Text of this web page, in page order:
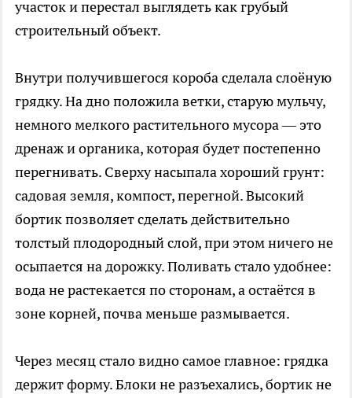
участок и перестал выглядеть как грубый
строительный объект.
Внутри получившегося короба сделала слоёную
грядку. На дно положила ветки, старую мульчу,
немного мелкого растительного мусора — это
дренаж и органика, которая будет постепенно
перегнивать. Сверху насыпала хороший грунт:
садовая земля, компост, перегной. Высокий
бортик позволяет сделать действительно
толстый плодородный слой, при этом ничего не
осыпается на дорожку. Поливать стало удобнее:
вода не растекается по сторонам, а остаётся в
зоне корней, почва меньше размывается.
Через месяц стало видно самое главное: грядка
держит форму. Блоки не разъехались, бортик не